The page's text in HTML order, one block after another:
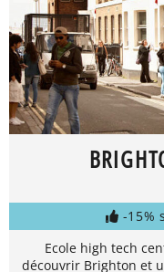
-15%
Ecole high tech
découvrir Brighton et